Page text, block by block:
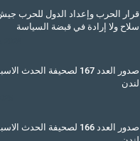
قرار الحرب وإعداد الدول للحرب
سلاح ولا إرادة في قبضة السياسة
صدور العدد 167 لصحيفة
لندن
صدور العدد 166 لصحيفة